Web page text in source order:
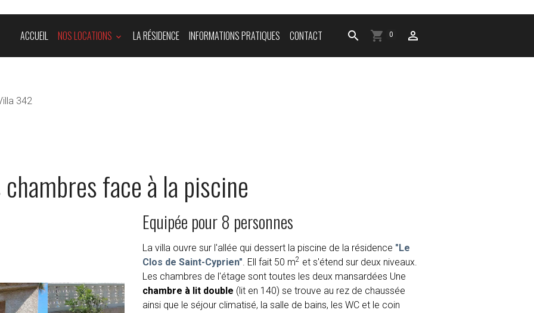
ACCUEIL NOS LOCATIONS LA RÉSIDENCE INFORMATIONS PRATIQUES CONTACT 0
342
face à la piscine
Equipée pour 8 personnes
La villa ouvre sur l'allée qui dessert la piscine de la résidence "Le
Clos de Saint-Cyprien". Ell fait 50 m2 et s'étend sur deux niveaux.
Les chambres de l'étage sont toutes les deux mansardées Une
chambre à lit double (lit en 140) se trouve au rez de chaussée
ainsi que le séjour climatisé, la salle de bains, les WC et le coin